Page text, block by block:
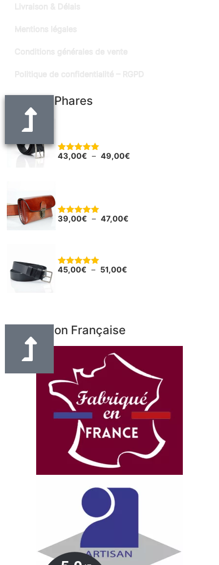
Livraison & Délais
Mentions légales
Conditions générales de vente
Politique de confidentialité – RGPD
Produits Phares
Note5.00
43,00€ – 49,00€
Note5.00
39,00€ – 47,00€
Note5.00
45,00€ – 51,00€
Fabrication Française